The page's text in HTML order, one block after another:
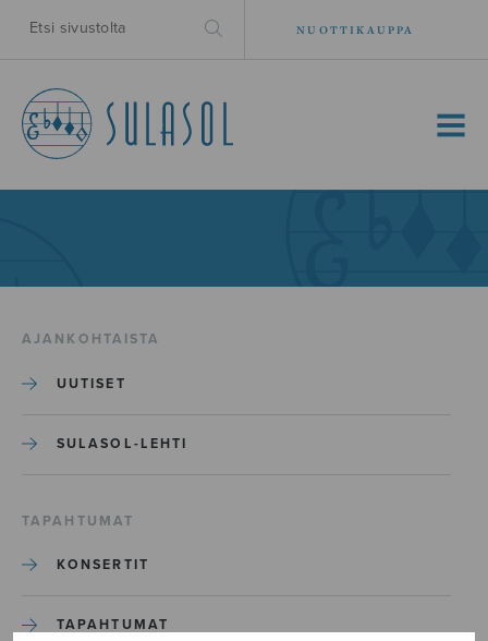
NUOTTIKAUPPA
MENU
AJANKOHTAISTA
UUTISET
SULASOL-LEHTI
TAPAHTUMAT
KONSERTIT
TAPAHTUMAT